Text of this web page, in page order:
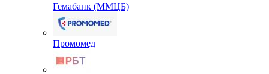
Гемабанк (ММЦБ)
Промомед